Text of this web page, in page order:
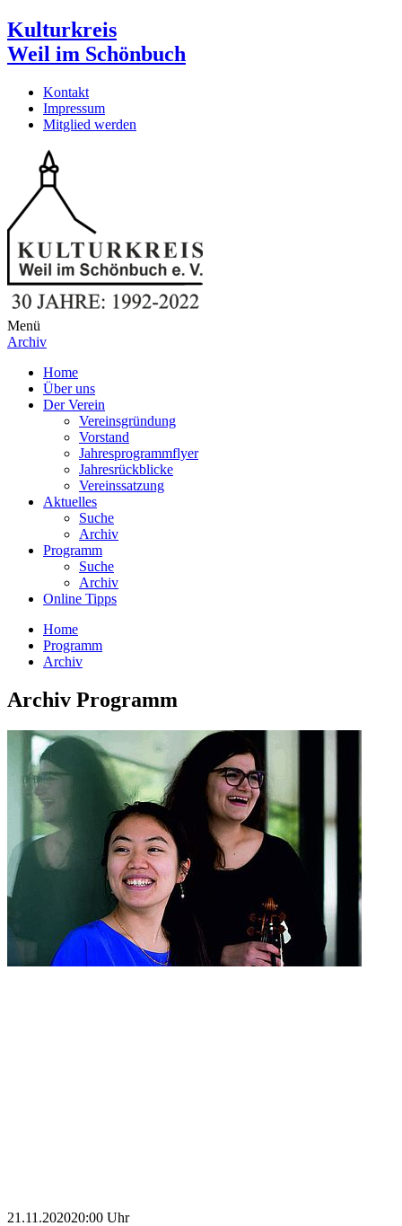
Kulturkreis
Weil im Schönbuch
Kontakt
Impressum
Mitglied werden
Menü
Archiv
Home
Über uns
Der Verein
Vereinsgründung
Vorstand
Jahresprogrammflyer
Jahresrückblicke
Vereinssatzung
Aktuelles
Suche
Archiv
Programm
Suche
Archiv
Online Tipps
Home
Programm
Archiv
Archiv Programm
21.11.202020:00 Uhr